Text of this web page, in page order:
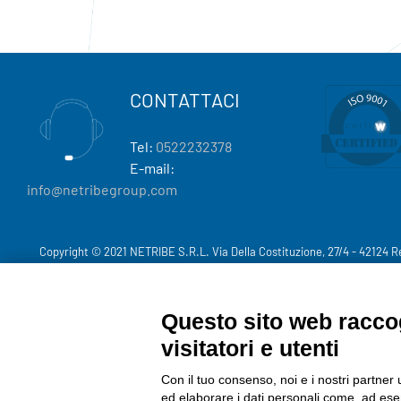
CONTATTACI
Tel: 0522232378
E-mail:
info@netribegroup.com
Copyright © 2021 NETRIBE S.R.L. Via Della Costituzione, 27/4 - 42124
Questo sito web
visitatori e utenti
Con il tuo consenso, noi e i nostri
ed elaborare i dati personali come, ad